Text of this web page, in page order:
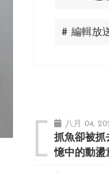
# 編輯放
八月 04,
抓魚卻被抓
憶中的動盪